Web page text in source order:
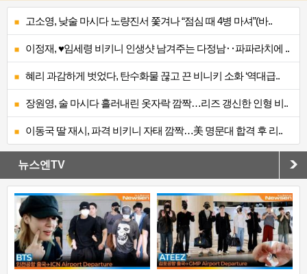
고소영, 낮술 마시다 노량진서 쫓겨나 “점심 때 4병 마셔”(바..
이정재, ♥임세령 비키니 인생샷 남겨주는 다정남‥파파라치에 ..
혜리 과감하게 벗었다, 탄수화물 끊고 끈 비니키 소화 ‘역대급..
장원영, 술 마시다 흘러내린 옷자락 깜짝…리즈 갱신한 인형 비..
이동국 딸 재시, 파격 비키니 자태 깜짝…美 명문대 합격 후 리..
뉴스엔TV